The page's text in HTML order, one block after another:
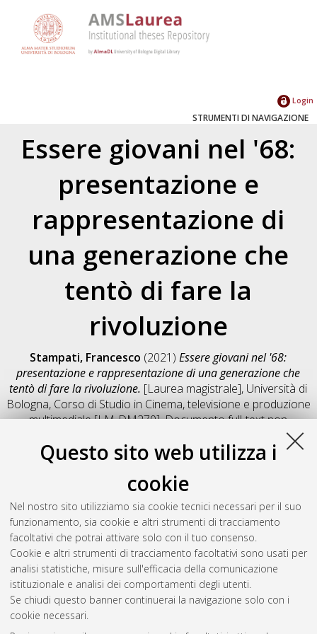
Questo sito web utilizza i
cookie
Nel nostro sito utilizziamo sia cookie tecnici necessari per il suo
funzionamento, sia cookie e altri strumenti di tracciamento
facoltativi che potrai attivare solo con il tuo consenso.
Cookie e altri strumenti di tracciamento facoltativi sono usati per
analisi statistiche, misure sull'efficacia della comunicazione
istituzionale e analisi dei comportamenti degli utenti.
Se chiudi questo banner continuerai la navigazione solo con i
cookie necessari.
Login
STRUMENTI DI NAVIGAZIONE
Essere giovani nel '68:
presentazione e
rappresentazione di
una generazione che
tentò di fare la
rivoluzione
Stampati, Francesco (2021)Essere giovani nel '68:
presentazione e rappresentazione di una generazione che
tentò di fare la rivoluzione. [Laurea magistrale], Università di
Bologna, Corso di Studio in Cinema, televisione e produzione
multimediale [LM-DM270], Documento full-text non
Salva citazione
Condividi
Il full-text non è disponibile per scelta dell'autore. (
Abstract
Altri metadati
Gestione del documento: